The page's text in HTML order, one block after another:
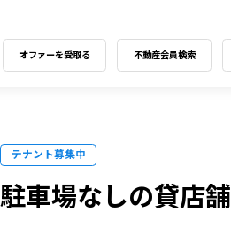
オファーを受取る 不動産会員検索
テナント募集中
駐車場なしの貸店舗